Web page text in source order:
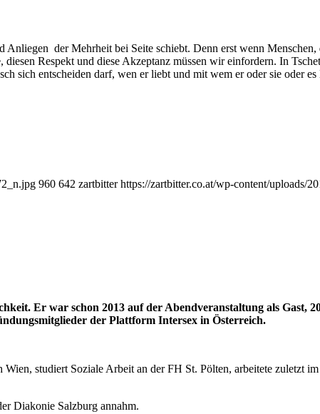
der Mehrheit bei Seite schiebt. Denn erst wenn
Respekt und diese Akzeptanz müssen wir einfordern. In
sich entscheiden darf, wen er liebt und mit wem er oder sie oder
960 642 zartbitter https://zartbitter.co.at/wp-content/uploads/
Er war schon 2013 auf der Abendveranstaltung als Gast,
der Plattform Intersex in Österreich.
studiert Soziale Arbeit an der FH St. Pölten, arbeitete zuletzt
Diakonie Salzburg annahm.